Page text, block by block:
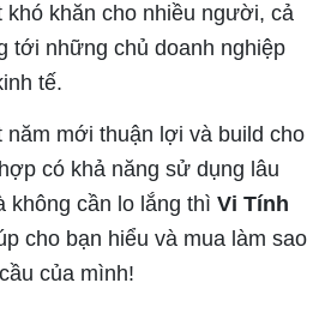
khó khăn cho nhiều người, cả
tới những chủ doanh nghiệp
tế.
mới thuận lợi và build cho
có khả năng sử dụng lâu
không cần lo lắng thì Vi Tính
cho bạn hiểu và mua làm sao
của mình!